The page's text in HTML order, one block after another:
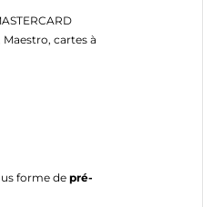
Maestro, cartes à
forme de pré-